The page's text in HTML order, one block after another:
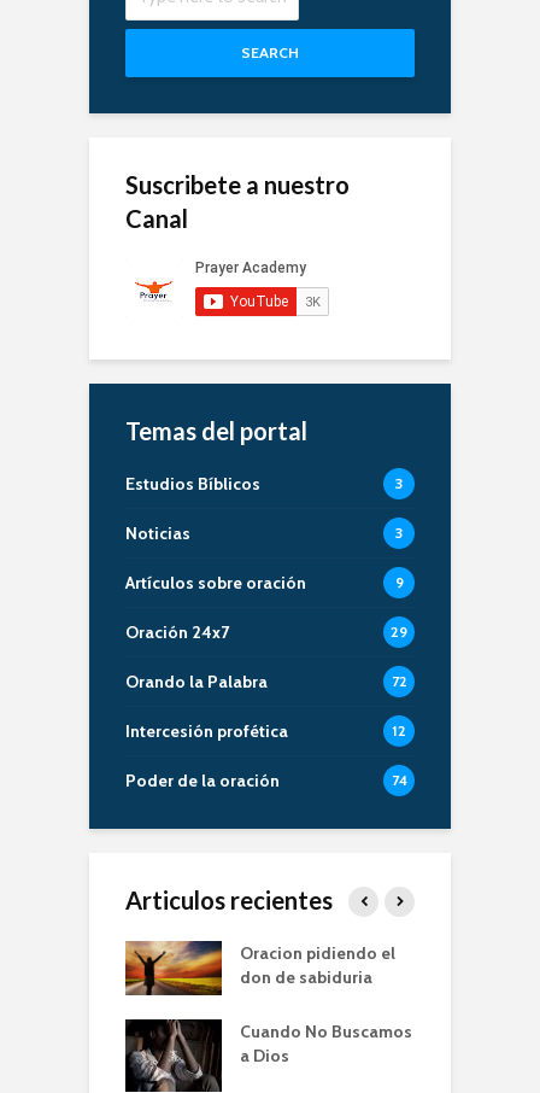
SEARCH
Suscribete a nuestro
Canal
Temas del portal
Estudios Bíblicos 3
Noticias 3
Artículos sobre oración 9
Oración 24x7 29
Orando la Palabra 72
Intercesión profética 12
Poder de la oración 74
Articulos recientes
Oracion pidiendo el
don de sabiduria
Cuando No Buscamos
a Dios